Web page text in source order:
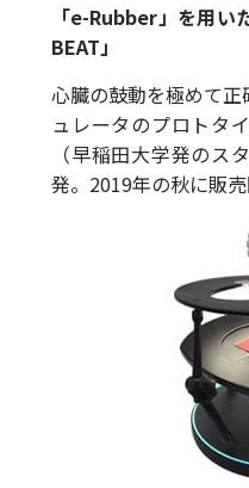
「e-Rubber」を用い
BEAT」
心臓の鼓動を極めて
ュレータのプロトタ
（早稲田大学発のス
発。2019年の秋に販売